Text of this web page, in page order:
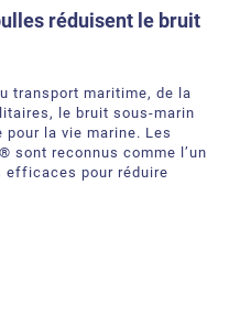
réduisent le bruit
transport maritime, de la
le bruit sous‑marin
pour la vie marine. Les
sont reconnus comme l’un
efficaces pour réduire